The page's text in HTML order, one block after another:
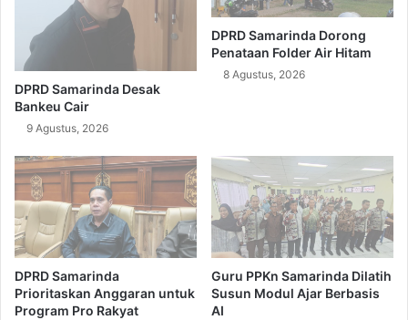
DPRD Samarinda Desak
Bankeu Cair
9 Agustus, 2026
DPRD Samarinda Dorong
Penataan Folder Air Hitam
8 Agustus, 2026
DPRD Samarinda
Prioritaskan Anggaran untuk
Program Pro Rakyat
Guru PPKn Samarinda Dilatih
Susun Modul Ajar Berbasis
AI